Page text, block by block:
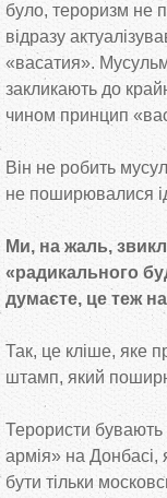
було, тероризм не
відразу
«васатия».
закликають до
чином принцип
Він не робить
не поширювалися
Ми, на жаль,
«радикального
думаєте, це теж
Так, це кліше, яке
штамп, який
Терористи бувають
армія» на Донбасі,
бути тільки